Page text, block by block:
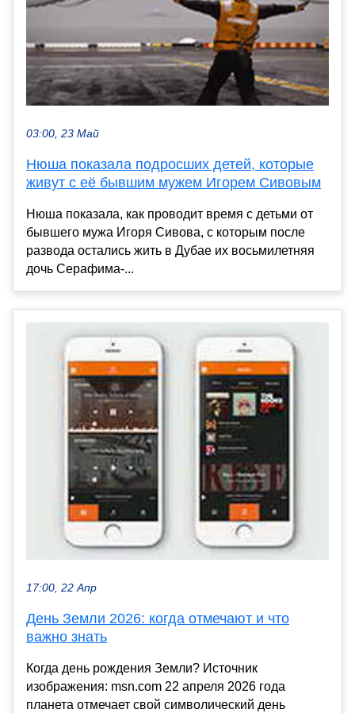
03:00, 23 Май
Нюша показала подросших детей, которые
живут с её бывшим мужем Игорем Сивовым
Нюша показала, как проводит время с детьми от
бывшего мужа Игоря Сивова, с которым после
развода остались жить в Дубае их восьмилетняя
дочь Серафима-...
17:00, 22 Апр
День Земли 2026: когда отмечают и что
важно знать
Когда день рождения Земли? Источник
изображения: msn.com 22 апреля 2026 года
планета отмечает свой символический день